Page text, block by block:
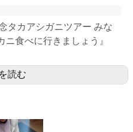
タカアシガニツアー みな
ニ食べに行きましょう』
読む